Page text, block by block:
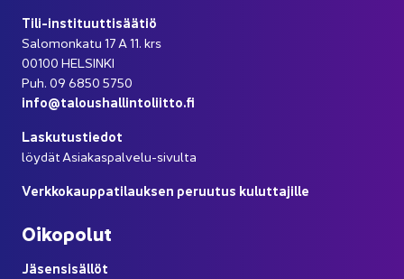
Tili-​instituuttisäätiö
Sa­lo­mon­ka­tu 17 A 11. krs
00100 HEL­SIN­KI
Puh. 09 6850 5750
info@ta­lous­hal­lin­to­liit­to.fi
Las­ku­tus­tie­dot
löy­dät Asiakaspalvelu-​sivulta
Verk­ko­kaup­pa­ti­lauk­sen pe­ruu­tus ku­lut­ta­jil­le
Oi­ko­po­lut
Jä­sen­si­säl­löt